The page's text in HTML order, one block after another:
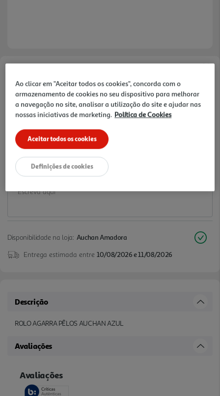
Ref. / EAN:3665257472634
2.09 €/un
2,09 €
Notas de preparação
Disponibilidade na loja: Auchan Amadora
Entrega estimada entre 10/08/2026 e 11/08/2026
Descrição
ROLO AGARRA PÊLOS AUCHAN AZUL
Avaliações
Ao clicar em "Aceitar todos os cookies", concorda com o
armazenamento de cookies no seu dispositivo para melhorar
a navegação no site, analisar a utilização do site e ajudar nas
nossas iniciativas de marketing. Política de Cookies
Aceitar todos os cookies
Definições de cookies